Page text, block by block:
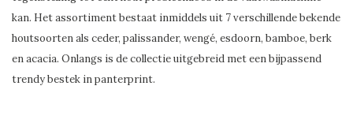
kan. Het assortiment bestaat inmiddels uit 7 verschillende bekende
houtsoorten als ceder, palissander, wengé, esdoorn, bamboe, berk
en acacia. Onlangs is de collectie uitgebreid met een bijpassend
trendy bestek in panterprint.